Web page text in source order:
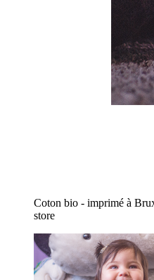
Coton bio - imprimé à
store